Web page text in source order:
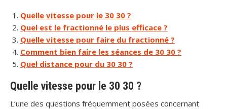
Quelle vitesse pour le 30 30 ?
Quel est le fractionné le plus efficace ?
Quelle vitesse pour faire du fractionné ?
Comment bien faire les séances de 30 30 ?
Quel distance pour du 30 30 ?
Quelle vitesse pour le 30 30 ?
L’une des questions fréquemment posées concernant